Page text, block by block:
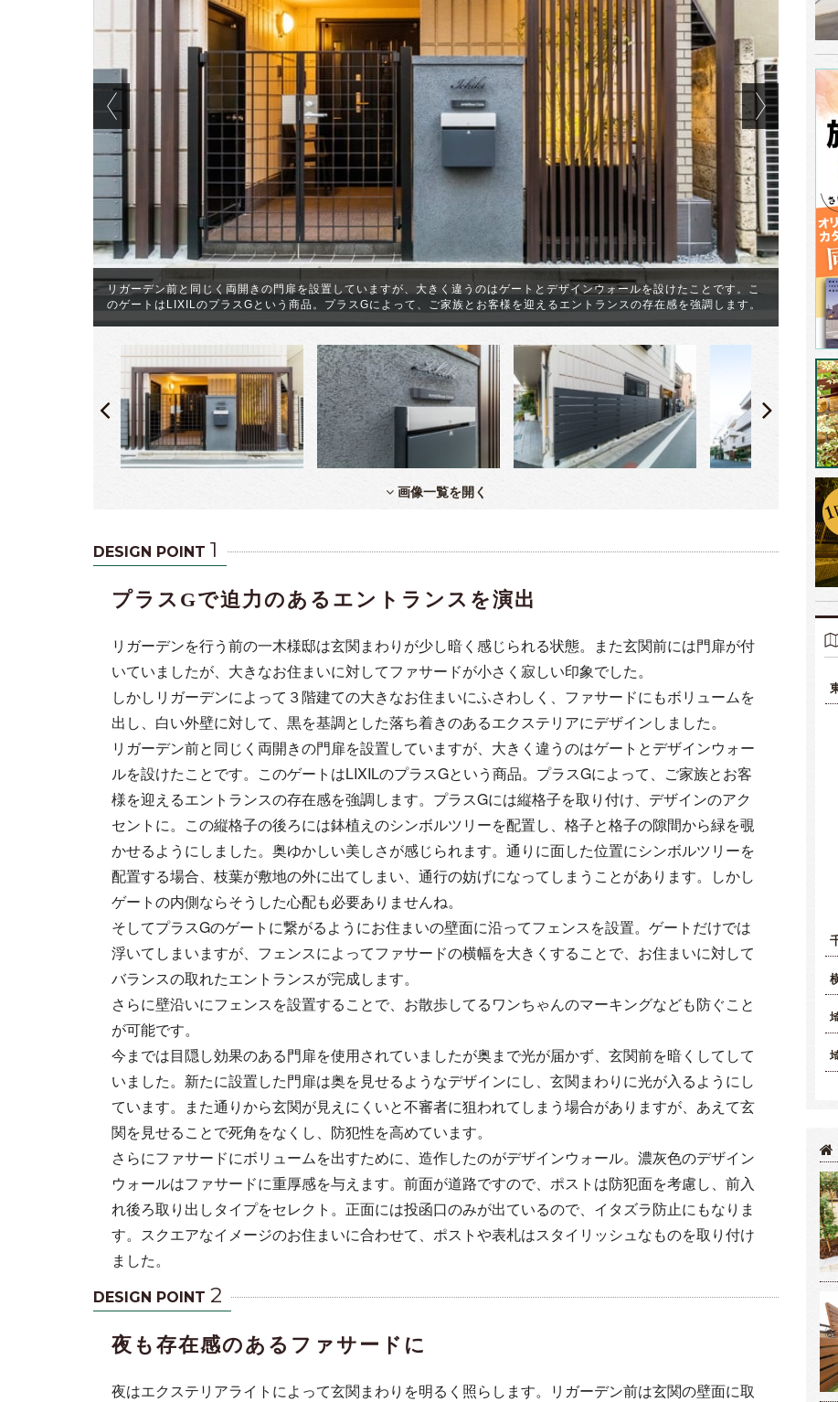
リガーデン前と同じく両開きの門扉を設置していますが、大きく違うのはゲートとデザインウォールを設けたことです。こ
のゲートはLIXILのプラスGという商品。プラスGによって、ご家族とお客様を迎えるエントランスの存在感を強調します。
フ
を
画像一覧を開く
DESIGN POINT 1
プラスGで迫力のあるエントランスを演出
リガーデンを行う前の一木様邸は玄関まわりが少し暗く感じられる状態。また玄関前には門扉が付
いていましたが、大きなお住まいに対してファサードが小さく寂しい印象でした。
しかしリガーデンによって３階建ての大きなお住まいにふさわしく、ファサードにもボリュームを
出し、白い外壁に対して、黒を基調とした落ち着きのあるエクステリアにデザインしました。
リガーデン前と同じく両開きの門扉を設置していますが、大きく違うのはゲートとデザインウォー
ルを設けたことです。このゲートはLIXILのプラスGという商品。プラスGによって、ご家族とお客
様を迎えるエントランスの存在感を強調します。プラスGには縦格子を取り付け、デザインのアク
セントに。この縦格子の後ろには鉢植えのシンボルツリーを配置し、格子と格子の隙間から緑を覗
かせるようにしました。奥ゆかしい美しさが感じられます。通りに面した位置にシンボルツリーを
配置する場合、枝葉が敷地の外に出てしまい、通行の妨げになってしまうことがあります。しかし
ゲートの内側ならそうした心配も必要ありませんね。
そしてプラスGのゲートに繋がるようにお住まいの壁面に沿ってフェンスを設置。ゲートだけでは
浮いてしまいますが、フェンスによってファサードの横幅を大きくすることで、お住まいに対して
バランスの取れたエントランスが完成します。
さらに壁沿いにフェンスを設置することで、お散歩してるワンちゃんのマーキングなども防ぐこと
が可能です。
今までは目隠し効果のある門扉を使用されていましたが奥まで光が届かず、玄関前を暗くしてして
いました。新たに設置した門扉は奥を見せるようなデザインにし、玄関まわりに光が入るようにし
ています。また通りから玄関が見えにくいと不審者に狙われてしまう場合がありますが、あえて玄
関を見せることで死角をなくし、防犯性を高めています。
さらにファサードにボリュームを出すために、造作したのがデザインウォール。濃灰色のデザイン
ウォールはファサードに重厚感を与えます。前面が道路ですので、ポストは防犯面を考慮し、前入
れ後ろ取り出しタイプをセレクト。正面には投函口のみが出ているので、イタズラ防止にもなりま
す。スクエアなイメージのお住まいに合わせて、ポストや表札はスタイリッシュなものを取り付け
ました。
DESIGN POINT 2
夜も存在感のあるファサードに
夜はエクステリアライトによって玄関まわりを明るく照らします。リガーデン前は玄関の壁面に取